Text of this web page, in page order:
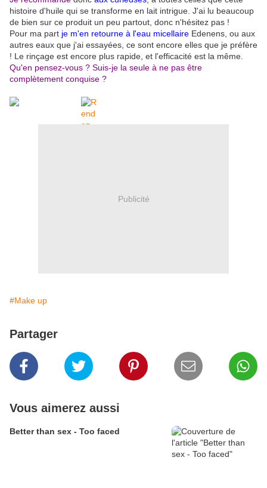
histoire d'huile qui se transforme en lait intrigue. J'ai lu beaucoup
de bien sur ce produit un peu partout, donc n'hésitez pas !
Pour ma part je m'en retourne à l'eau micellaire Edenens, ou aux
autres eaux que j'ai essayées, ce sont encore elles que je préfère
! Le rinçage est encore plus rapide, et l'efficacité est la même.
Qu'en pensez-vous ? Suis-je la seule à ne pas être
complètement conquise ?
Publicité
#Make up
Partager
Vous aimerez aussi
Better than sex - Too faced